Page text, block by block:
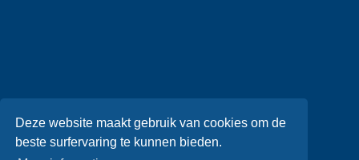
Deze website maakt gebruik van cookies om de
beste surfervaring te kunnen bieden.